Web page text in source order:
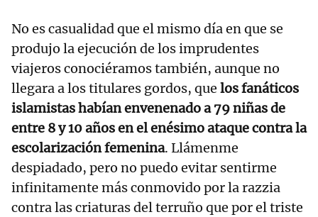
No es casualidad que el mismo día en que se
produjo la ejecución de los imprudentes
viajeros conociéramos también, aunque no
llegara a los titulares gordos, que los fanáticos
islamistas habían envenenado a 79 niñas de
entre 8 y 10 años en el enésimo ataque contra la
escolarización femenina. Llámenme
despiadado, pero no puedo evitar sentirme
infinitamente más conmovido por la razzia
contra las criaturas del terruño que por el triste